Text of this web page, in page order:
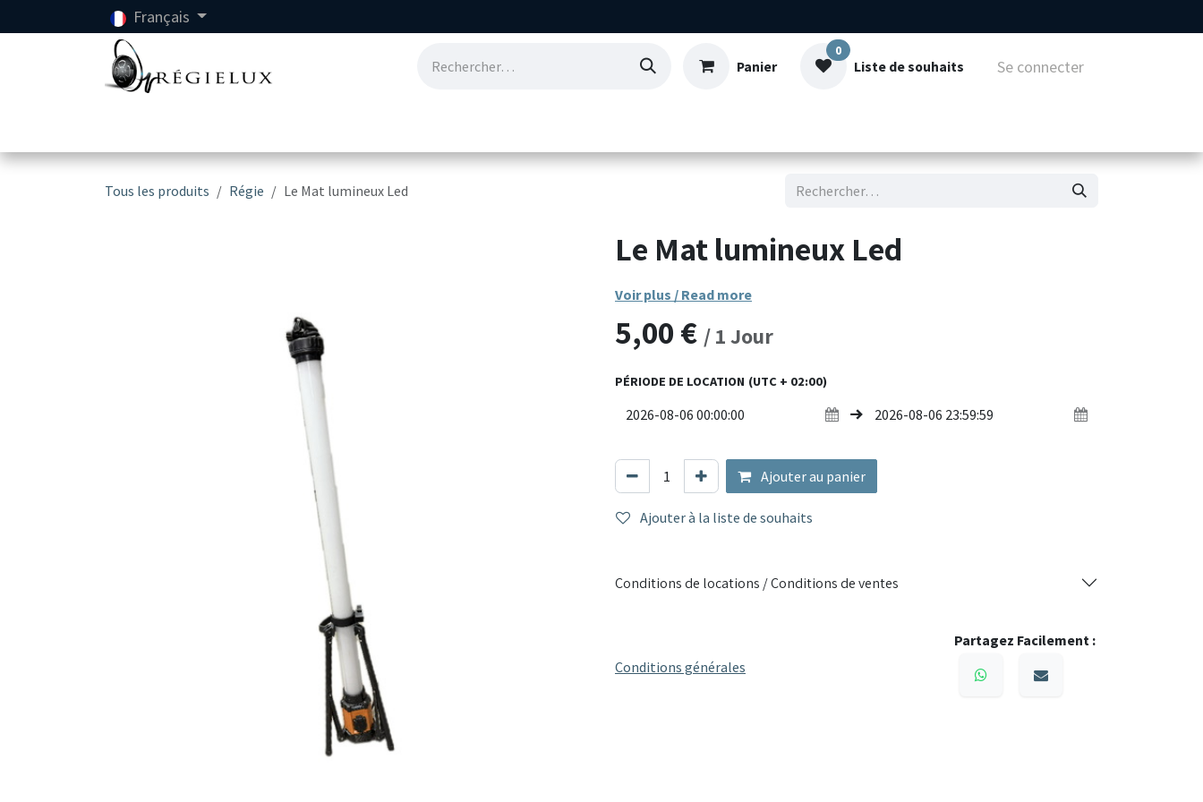
Se rendre au contenu Français
Panier
0
Liste de souhaits Se connecter
Tous les produits Régie Le Mat lumineux Led
Le Mat lumineux Led
Voir plus / Read more
5,00€ /1Jour
PÉRIODE DE LOCATION (UTC + 02:00)
Ajouter au panier
Ajouter à la liste de souhaits
Conditions de locations / Conditions de ventes
Conditions générales
Partagez Facilement :